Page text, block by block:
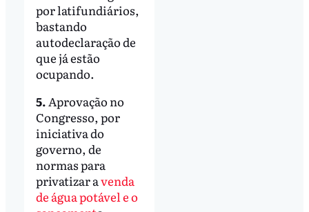
por latifundiários,
bastando
autodeclaração de
que já estão
ocupando.
5.Aprovação no
Congresso, por
iniciativa do
governo, de
normas para
privatizar avenda
de água potável e o